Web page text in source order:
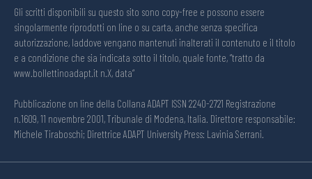
Gli scritti disponibili su questo sito sono copy-free e possono essere
singolarmente riprodotti on line o su carta, anche senza specifica
autorizzazione, laddove vengano mantenuti inalterati il contenuto e il titolo
e a condizione che sia indicata sotto il titolo, quale fonte, “tratto da
www.bollettinoadapt.it n.X, data“
Pubblicazione on line della Collana ADAPT ISSN 2240-2721 Registrazione
n.1609, 11 novembre 2001, Tribunale di Modena, Italia. Direttore responsabile:
Michele Tiraboschi; Direttrice ADAPT University Press: Lavinia Serrani.